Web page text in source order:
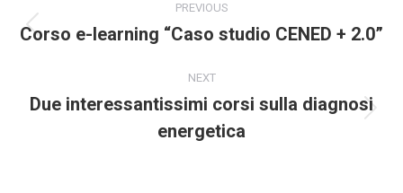
di
PREVIOUS
Stile
Corso e-learning “Caso studio CENED + 2.0”
NEXT
di
Due interessantissimi corsi sulla diagnosi
energetica